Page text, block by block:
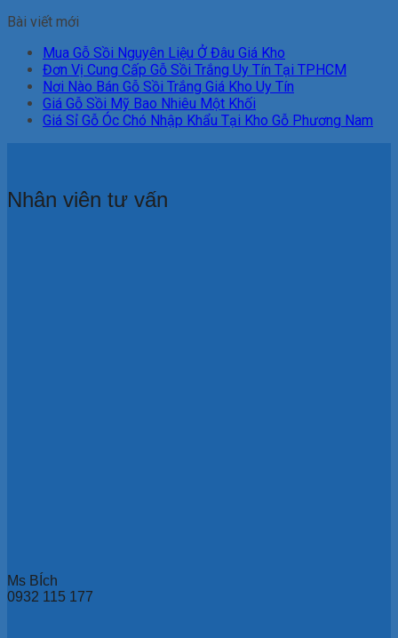
Bài viết mới
Mua Gỗ Sồi Nguyên Liệu Ở Đâu Giá Kho
Đơn Vị Cung Cấp Gỗ Sồi Trắng Uy Tín Tại TPHCM
Nơi Nào Bán Gỗ Sồi Trắng Giá Kho Uy Tín
Giá Gỗ Sồi Mỹ Bao Nhiêu Một Khối
Giá Sỉ Gỗ Óc Chó Nhập Khẩu Tại Kho Gỗ Phương Nam
Nhân viên tư vấn
Ms BÍch
0932 115 177